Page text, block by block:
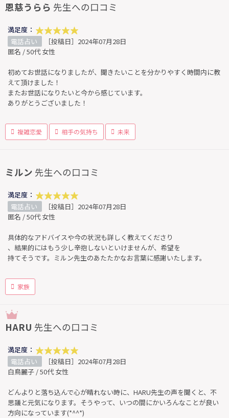
恩慈うらら 先生への口コミ
満足度：
電話占い
［投稿日］2024年07月28日
匿名 / 50代 女性
初めてお世話になりましたが、聞きたいことを分かりやすく時間内に教
えて頂けました！
またお世話になりたいと今から感じています。
ありがとうございました！
複雑恋愛 相手の気持ち 未来
ミルン 先生への口コミ
満足度：
電話占い
［投稿日］2024年07月28日
匿名 / 50代 女性
具体的なアドバイスや今の状況も詳しく教えてくださり
、結果的にはもう少し辛抱しないといけませんが、希望を
持てそうです。ミルン先生のあたたかなお言葉に感謝いたします。
家族
HARU 先生への口コミ
満足度：
電話占い
［投稿日］2024年07月28日
白鳥麗子 / 50代 女性
どんよりと落ち込んで心が晴れない時に、HARU先生の声を聞くと、不
思議と元気になります。そうやって、いつの間にかいろんなことが良い
方向になっています(*^^*)